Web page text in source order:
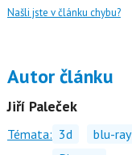
Našli jste v článku chybu?
Autor článku
Jiří Paleček
Témata: 3d blu-ray